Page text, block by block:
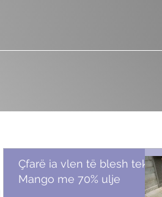
Çfarë ia vlen të blesh tek
Mango me 70% ulje